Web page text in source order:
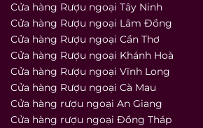
Cửa hàng Rượu ngoại Tây Ninh
Cửa hàng Rượu ngoại Lâm Đồng
Cửa hàng Rượu ngoại Cần Thơ
Cửa hàng Rượu ngoại Khánh Hoà
Cửa hàng Rượu ngoại Vĩnh Long
Cửa hàng Rượu ngoại Cà Mau
Cửa hàng rượu ngoại An Giang
Cửa hàng rượu ngoại Đồng Tháp